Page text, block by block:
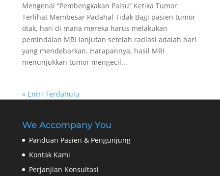
Mengenal “Pembengkakan Palsu” Ketika Tumor
Terlihat Membesar Padahal Tidak Bagi pasien tumor
otak, hari di mana mereka harus melakukan
pemindaian MRI lanjutan setelah radiasi adalah hari
yang mendebarkan. Harapannya, hasil MRI
menunjukkan tumor mengecil...
« Entri Terdahulu
We Accompany You
Panduan Pasien & Pengunjung
Kontak Kami
Perjanjian Konsultasi